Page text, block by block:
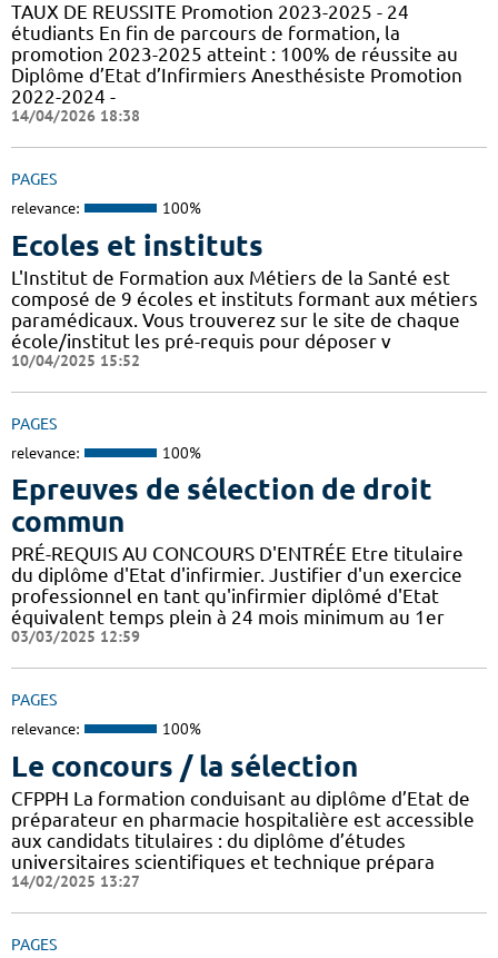
TAUX DE REUSSITE Promotion 2023-2025 - 24
étudiants En fin de parcours de formation, la
promotion 2023-2025 atteint : 100% de réussite au
Diplôme d’Etat d’Infirmiers Anesthésiste Promotion
2022-2024 -
14/04/2026 18:38
PAGES
relevance: 100%
Ecoles et instituts
L'Institut de Formation aux Métiers de la Santé est
composé de 9 écoles et instituts formant aux métiers
paramédicaux. Vous trouverez sur le site de chaque
école/institut les pré-requis pour déposer v
10/04/2025 15:52
PAGES
relevance: 100%
Epreuves de sélection de droit
commun
PRÉ-REQUIS AU CONCOURS D'ENTRÉE Etre titulaire
du diplôme d'Etat d'infirmier. Justifier d'un exercice
professionnel en tant qu'infirmier diplômé d'Etat
équivalent temps plein à 24 mois minimum au 1er
03/03/2025 12:59
PAGES
relevance: 100%
Le concours / la sélection
CFPPH La formation conduisant au diplôme d’Etat de
préparateur en pharmacie hospitalière est accessible
aux candidats titulaires : du diplôme d’études
universitaires scientifiques et technique prépara
14/02/2025 13:27
PAGES